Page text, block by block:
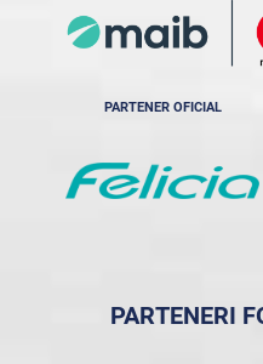
PARTENER OFICIAL
PARTENERI